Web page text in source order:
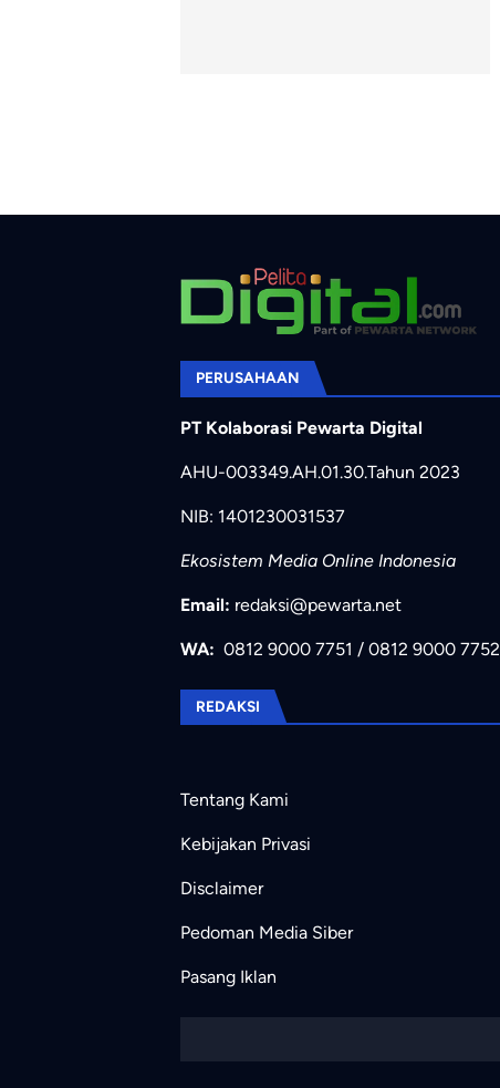
PERUSAHAAN
PT Kolaborasi Pewarta Digital
AHU-003349.AH.01.30.Tahun 2023
NIB: 1401230031537
Ekosistem Media Online Indonesia
Email: redaksi@pewarta.net
WA: 0812 9000 7751 / 0812 9000 7752
REDAKSI
Tentang Kami
Kebijakan Privasi
Disclaimer
Pedoman Media Siber
Pasang Iklan